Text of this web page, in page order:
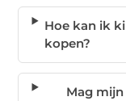
Hoe kan ik
kopen?
Mag